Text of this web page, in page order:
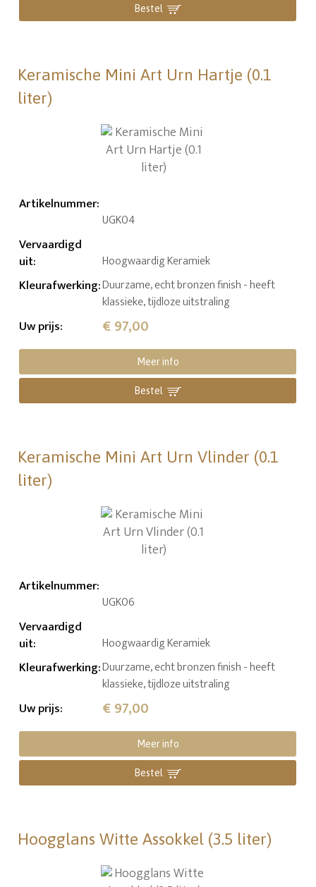
Bestel
Keramische Mini Art Urn Hartje (0.1
liter)
Artikelnummer:
UGK04
Vervaardigd
uit: Hoogwaardig Keramiek
Kleurafwerking:Duurzame, echt bronzen finish - heeft
klassieke, tijdloze uitstraling
Uw prijs: € 97,00
Meer info
Bestel
Keramische Mini Art Urn Vlinder (0.1
liter)
Artikelnummer:
UGK06
Vervaardigd
uit: Hoogwaardig Keramiek
Kleurafwerking:Duurzame, echt bronzen finish - heeft
klassieke, tijdloze uitstraling
Uw prijs: € 97,00
Meer info
Bestel
Hoogglans Witte Assokkel (3.5 liter)